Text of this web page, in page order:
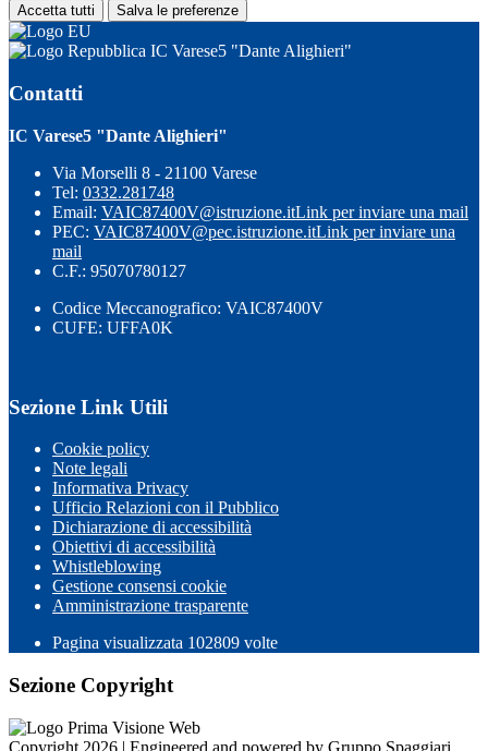
Accetta tutti Salva le preferenze
IC Varese5 "Dante Alighieri"
Contatti
IC Varese5 "Dante Alighieri"
Via Morselli 8 - 21100 Varese
Tel: 0332.281748
Email: VAIC87400V@istruzione.itLink per inviare una mail
PEC: VAIC87400V@pec.istruzione.itLink per inviare una
mail
C.F.: 95070780127
Codice Meccanografico: VAIC87400V
CUFE: UFFA0K
Sezione Link Utili
Cookie policy
Note legali
Informativa Privacy
Ufficio Relazioni con il Pubblico
Dichiarazione di accessibilità
Obiettivi di accessibilità
Whistleblowing
Gestione consensi cookie
Amministrazione trasparente
Pagina visualizzata 102809 volte
Sezione Copyright
Copyright 2026 | Engineered and powered by Gruppo Spaggiari